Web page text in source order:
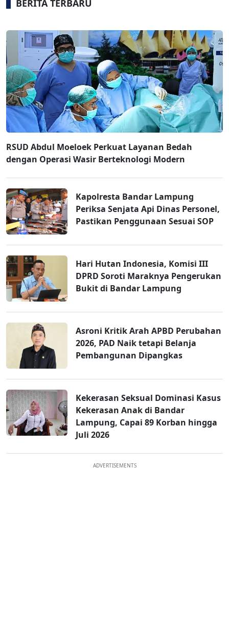
BERITA TERBARU
RSUD Abdul Moeloek Perkuat Layanan Bedah
dengan Operasi Wasir Berteknologi Modern
Kapolresta Bandar Lampung
Periksa Senjata Api Dinas Personel,
Pastikan Penggunaan Sesuai SOP
Hari Hutan Indonesia, Komisi III
DPRD Soroti Maraknya Pengerukan
Bukit di Bandar Lampung
Asroni Kritik Arah APBD Perubahan
2026, PAD Naik tetapi Belanja
Pembangunan Dipangkas
Kekerasan Seksual Dominasi Kasus
Kekerasan Anak di Bandar
Lampung, Capai 89 Korban hingga
Juli 2026
ADVERTISEMENTS